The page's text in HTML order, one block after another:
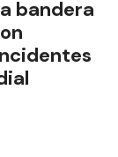
bandera